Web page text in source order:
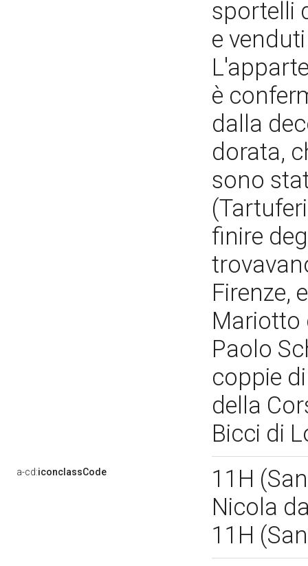
sportelli
e
è
dalla
dorata,
sono
finire
Firenze,
Mariotto
Paolo
coppie
della
Bicci di
a-cd:iconclassCode
11H
Nicola
11H